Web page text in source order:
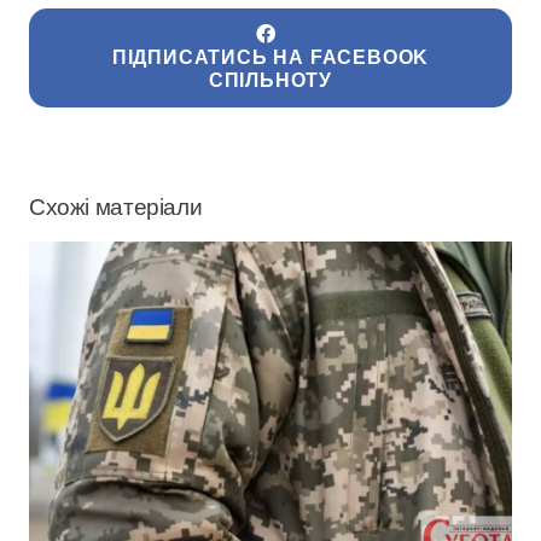
ПІДПИСАТИСЬ НА FACEBOOK
СПІЛЬНОТУ
Схожі матеріали